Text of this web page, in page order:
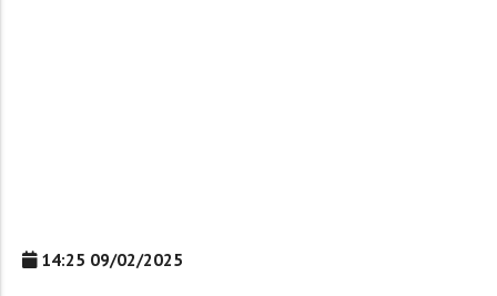
14:25 09/02/2025